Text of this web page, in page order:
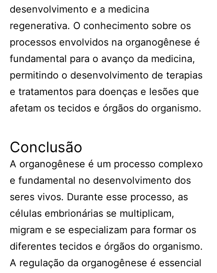
desenvolvimento e a medicina
regenerativa. O conhecimento sobre os
processos envolvidos na organogênese é
fundamental para o avanço da medicina,
permitindo o desenvolvimento de terapias
e tratamentos para doenças e lesões que
afetam os tecidos e órgãos do organismo.
Conclusão
A organogênese é um processo complexo
e fundamental no desenvolvimento dos
seres vivos. Durante esse processo, as
células embrionárias se multiplicam,
migram e se especializam para formar os
diferentes tecidos e órgãos do organismo.
A regulação da organogênese é essencial